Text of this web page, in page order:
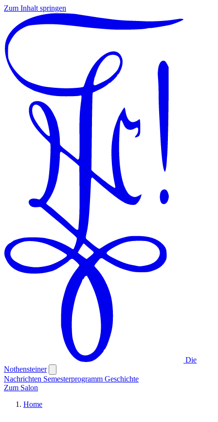
Zum Inhalt springen
Die
Nothensteiner
Nachrichten Semesterprogramm Geschichte
Zum Salon
Home